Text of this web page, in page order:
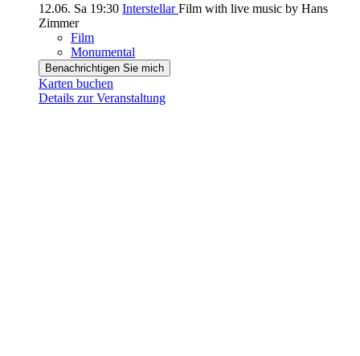
12.06. Sa 19:30 InterstellarFilm with live music by Hans
Zimmer
Film
Monumental
Benachrichtigen Sie mich
Karten buchen
Details zur Veranstaltung